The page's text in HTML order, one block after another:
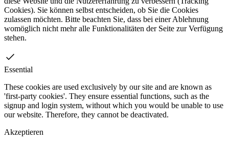
Cookies). Sie können selbst entscheiden, ob Sie die Cookies
zulassen möchten. Bitte beachten Sie, dass bei einer Ablehnung
womöglich nicht mehr alle Funktionalitäten der Seite zur Verfügung
stehen.
Essential
These cookies are used exclusively by our site and are known as
'first-party cookies'. They ensure essential functions, such as the
signup and login system, without which you would be unable to use
our website. Therefore, they cannot be deactivated.
Akzeptieren